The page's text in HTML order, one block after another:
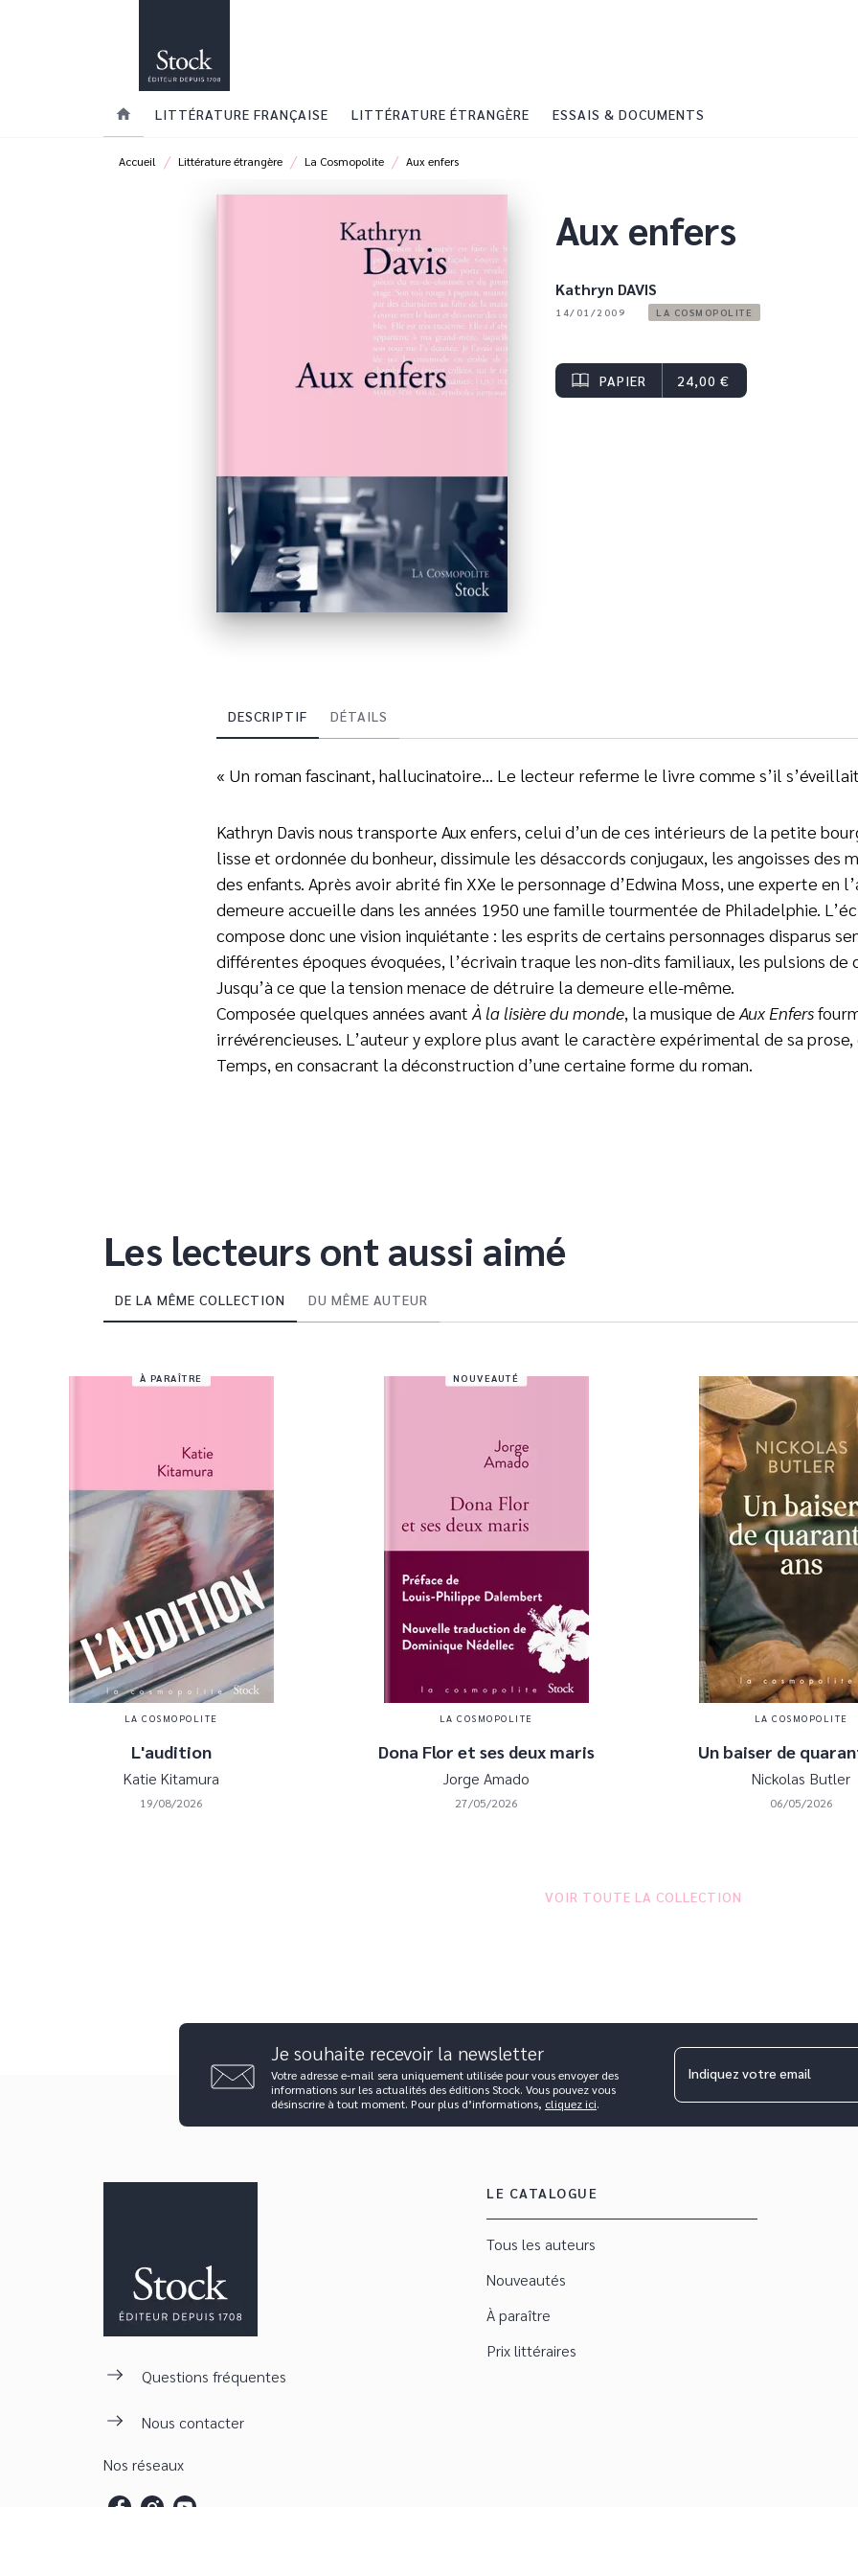
home LITTÉRATURE FRANÇAISE LITTÉRATURE ÉTRANGÈRE ESSAIS & DOCUMENTS
Accueil / Littérature étrangère / La Cosmopolite / Aux enfers
Aux enfers
Kathryn DAVIS
14/01/2009 LA COSMOPOLITE
PAPIER 24,00 €
DESCRIPTIF DÉTAILS
« Un roman fascinant, hallucinatoire… Le lecteur referme le livre comme s’il s’éveillait
Kathryn Davis nous transporte Aux enfers, celui d’un de ces intérieurs de la petite
lisse et ordonnée du bonheur, dissimule les désaccords conjugaux, les angoisses des
des enfants. Après avoir abrité fin XXe le personnage d’Edwina Moss, une experte en
demeure accueille dans les années 1950 une famille tourmentée de Philadelphie.
compose donc une vision inquiétante : les esprits de certains personnages disparus
différentes époques évoquées, l’écrivain traque les non-dits familiaux, les pulsions
Jusqu’à ce que la tension menace de détruire la demeure elle-même.
Composée quelques années avant À la lisière du monde, la musique de Aux Enfers
irrévérencieuses. L’auteur y explore plus avant le caractère expérimental de sa prose,
Temps, en consacrant la déconstruction d’une certaine forme du roman.
Les lecteurs ont aussi aimé
DE LA MÊME COLLECTION DU MÊME AUTEUR
À PARAÎTRE
LA COSMOPOLITE
L'audition
Katie Kitamura
19/08/2026
NOUVEAUTÉ
LA COSMOPOLITE
Dona Flor et ses deux maris
Jorge Amado
27/05/2026
LA COSMOPOLITE
Un baiser de
Nickolas Butler
06/05/2026
VOIR TOUTE LA COLLECTION
Je souhaite recevoir la newsletter
Votre adresse e-mail sera uniquement utilisée pour vous envoyer des
informations sur les actualités des éditions Stock. Vous pouvez vous
désinscrire à tout moment. Pour plus d’informations, cliquez ici.
Indiquez votre email
Questions fréquentes
Nous contacter
Nos réseaux
LE CATALOGUE
Tous les auteurs
Nouveautés
À paraître
Prix littéraires